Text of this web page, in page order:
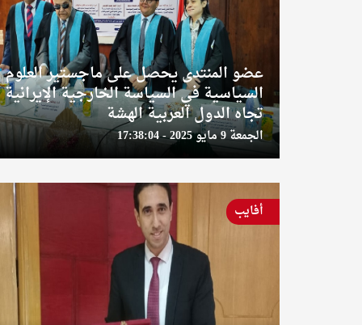
عضو المنتدى يحصل على ماجستير العلوم
السياسية في السياسة الخارجية الإيرانية
تجاه الدول العربية الهشة
الجمعة 9 مايو 2025 - 17:38:04
أفايب